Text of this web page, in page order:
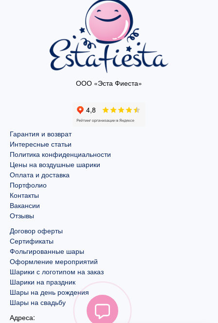
ООО «Эста Фиеста»
Гарантия и возврат
Интересные статьи
Политика конфиденциальности
Цены на воздушные шарики
Оплата и доставка
Портфолио
Контакты
Вакансии
Отзывы
Договор оферты
Сертификаты
Фольгированные шары
Оформление мероприятий
Шарики с логотипом на заказ
Шарики на праздник
Шары на день рождения
Шары на свадьбу
Адреса: